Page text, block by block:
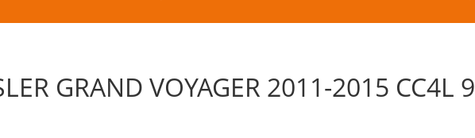
GRAND VOYAGER 2011-2015 CC4L 9